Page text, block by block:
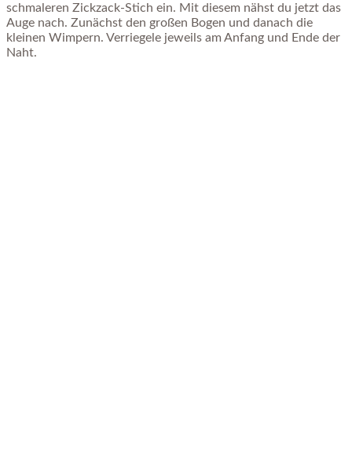
schmaleren Zickzack-Stich ein. Mit diesem nähst du jetzt das
Auge nach. Zunächst den großen Bogen und danach die
kleinen Wimpern. Verriegele jeweils am Anfang und Ende der
Naht.